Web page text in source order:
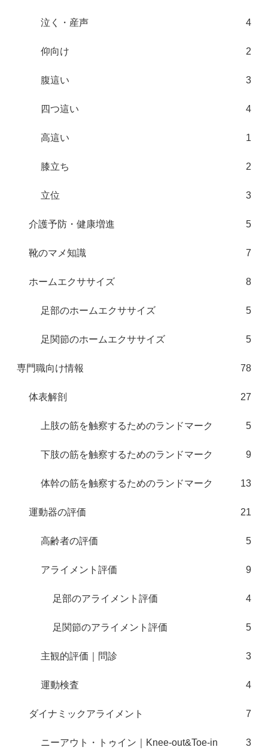
泣く・産声 4
仰向け 2
腹這い 3
四つ這い 4
高這い 1
膝立ち 2
立位 3
介護予防・健康増進 5
靴のマメ知識 7
ホームエクササイズ 8
足部のホームエクササイズ 5
足関節のホームエクササイズ 5
専門職向け情報 78
体表解剖 27
上肢の筋を触察するためのランドマーク 5
下肢の筋を触察するためのランドマーク 9
体幹の筋を触察するためのランドマーク 13
運動器の評価 21
高齢者の評価 5
アライメント評価 9
足部のアライメント評価 4
足関節のアライメント評価 5
主観的評価｜問診 3
運動検査 4
ダイナミックアライメント 7
ニーアウト・トゥイン｜Knee-out&Toe-in 3